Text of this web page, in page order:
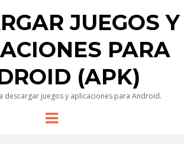
JUEGOS Y
PARA
(APK)
descargar juegos y aplicaciones para Android.
Menu